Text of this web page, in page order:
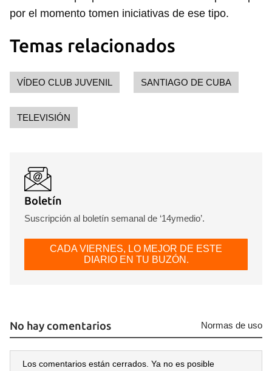
Para poder guardar como favorito, primero has de
iniciar sesión con tu cuenta de 14ymedio.
INICIAR SESIÓN
por el momento tomen iniciativas de ese tipo.
Temas relacionados
VÍDEO CLUB JUVENIL SANTIAGO DE CUBA
TELEVISIÓN
Boletín
Suscripción al boletín semanal de ‘14ymedio’.
CADA VIERNES, LO MEJOR DE ESTE
DIARIO EN TU BUZÓN.
No hay comentarios Normas de uso
Los comentarios están cerrados. Ya no es posible